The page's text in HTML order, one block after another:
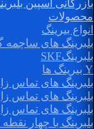
بازرگانی اسپین
محصولات
انواع بیرینگ
بلبرینگ های ساچمه
بلبرینگSKF
Y بیرینگ ها
بلبرینگ های تماس
بلبرینگ های تماس
بلبرینگ های تماس
بلبرینگ با چهار